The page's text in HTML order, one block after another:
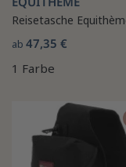
Reisetasche
ab 47,35 €
1 Farbe